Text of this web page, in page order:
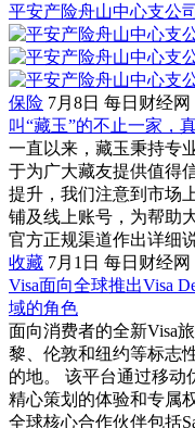
平安产险舟山中心支公
保险 7月8日 每日财经网
叫“藏玉”的不止一家，
一直以来，藏玉秉持专
于为广大藏友提供值得
提升，我们注意到市场
铺及线上账号，为帮助
官方正规渠道作出详细
收藏 7月1日 每日财经网
Visa面向全球推出Visa
域的角色
面向消费者的全新Visa
黎、伦敦和纽约等标志
的地。 该平台通过移动
精心策划的体验和专属
全球核心合作伙伴包括